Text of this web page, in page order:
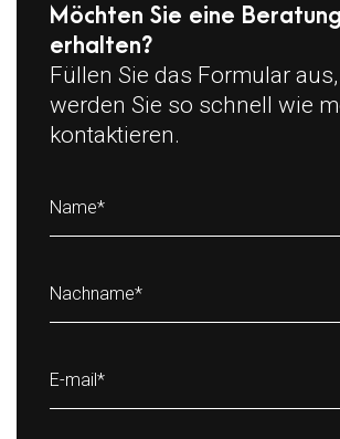
Möchten Sie eine Beratung
erhalten?
Füllen Sie das Formular
werden Sie so schnell wie
kontaktieren.
Name*
Nachname*
E-mail*